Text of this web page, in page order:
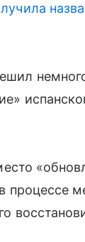
процессе